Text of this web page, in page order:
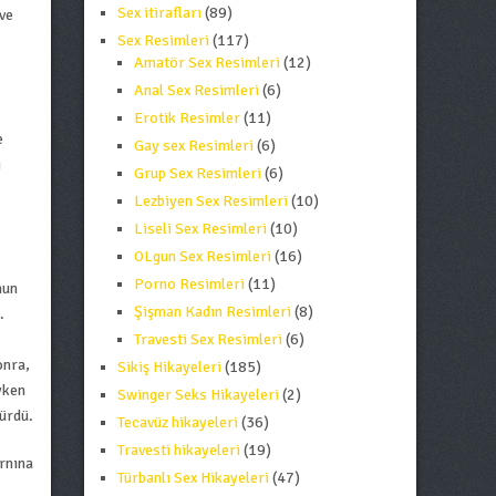
Sex itirafları(89)
Sex Resimleri(117)
Amatör Sex Resimleri(12)
Anal Sex Resimleri(6)
Erotik Resimler(11)
Gay sex Resimleri(6)
Grup Sex Resimleri(6)
Lezbiyen Sex Resimleri(10)
Liseli Sex Resimleri(10)
OLgun Sex Resimleri(16)
Porno Resimleri(11)
Şişman Kadın Resimleri(8)
Travesti Sex Resimleri(6)
Sikiş Hikayeleri(185)
Swinger Seks Hikayeleri(2)
Tecavüz hikayeleri(36)
Travesti hikayeleri(19)
Türbanlı Sex Hikayeleri(47)